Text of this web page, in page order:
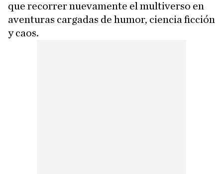
que recorrer nuevamente el multiverso en
aventuras cargadas de humor, ciencia ficción
y caos.